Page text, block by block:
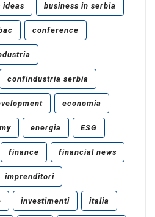
ideas business in serbia
conference
confindustria serbia
economia
energia ESG
finance financial news
imprenditori
investimenti italia